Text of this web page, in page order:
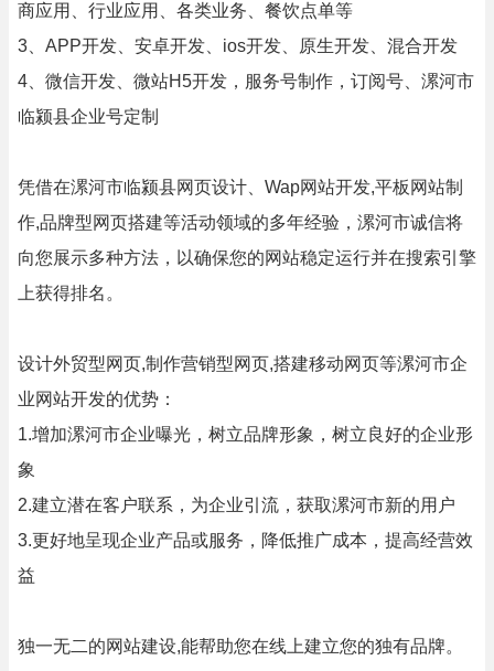
商应用、行业应用、各类业务、餐饮点单等
3、APP开发、安卓开发、ios开发、原生开发、混合开发
4、微信开发、微站H5开发，服务号制作，订阅号、漯河市
临颍县企业号定制
凭借在漯河市临颍县网页设计、Wap网站开发,平板网站制
作,品牌型网页搭建等活动领域的多年经验，漯河市诚信将
向您展示多种方法，以确保您的网站稳定运行并在搜索引擎
上获得排名。
设计外贸型网页,制作营销型网页,搭建移动网页等漯河市企
业网站开发的优势：
1.增加漯河市企业曝光，树立品牌形象，树立良好的企业形
象
2.建立潜在客户联系，为企业引流，获取漯河市新的用户
3.更好地呈现企业产品或服务，降低推广成本，提高经营效
益
独一无二的网站建设,能帮助您在线上建立您的独有品牌。